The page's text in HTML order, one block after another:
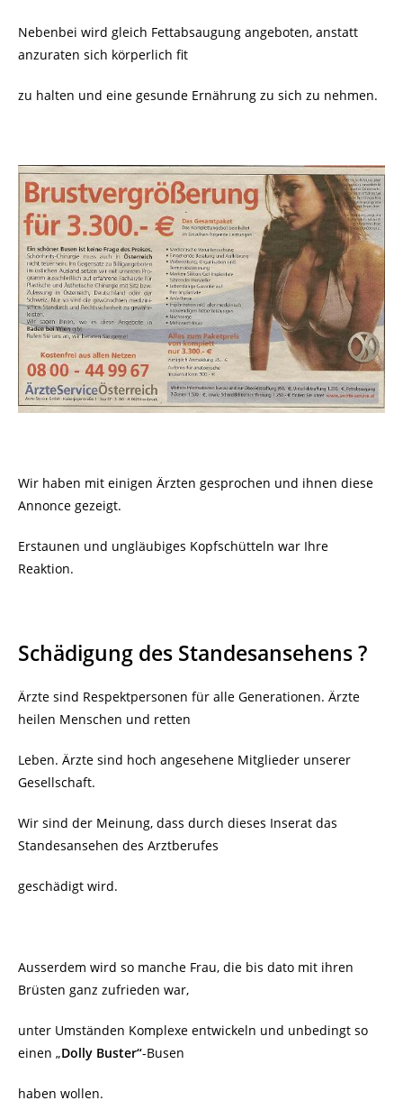
Nebenbei wird gleich Fettabsaugung angeboten, anstatt
anzuraten sich körperlich fit
zu halten und eine gesunde Ernährung zu sich zu nehmen.
Wir haben mit einigen Ärzten gesprochen und ihnen diese
Annonce gezeigt.
Erstaunen und ungläubiges Kopfschütteln war Ihre
Reaktion.
Schädigung des Standesansehens ?
Ärzte sind Respektpersonen für alle Generationen. Ärzte
heilen Menschen und retten
Leben. Ärzte sind hoch angesehene Mitglieder unserer
Gesellschaft.
Wir sind der Meinung, dass durch dieses Inserat das
Standesansehen des Arztberufes
geschädigt wird.
Ausserdem wird so manche Frau, die bis dato mit ihren
Brüsten ganz zufrieden war,
unter Umständen Komplexe entwickeln und unbedingt so
einen „Dolly Buster“-Busen
haben wollen.